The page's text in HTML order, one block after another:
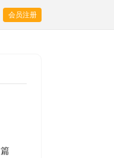
会员注册